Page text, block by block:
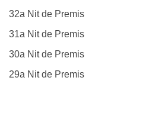
32a Nit de Premis
31a Nit de Premis
30a Nit de Premis
29a Nit de Premis